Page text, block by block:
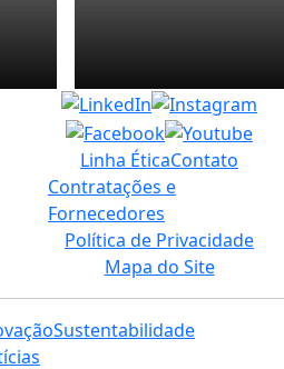
Linha ÉticaContato
Contratações e
Fornecedores
Política de Privacidade
Mapa do Site
Sustentabilidade